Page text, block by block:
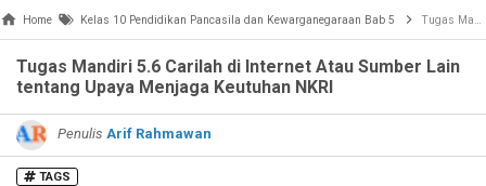
Home Kelas 10 Pendidikan Pancasila dan Kewarganegaraan Bab 5 Tugas Mandiri 5.6 Carilah di Internet Atau Sumber Lain tentang Upaya Menjaga Keutuhan NKRI
Tugas Mandiri 5.6 Carilah di Internet Atau Sumber Lain
tentang Upaya Menjaga Keutuhan NKRI
Penulis Arif Rahmawan
TAGS